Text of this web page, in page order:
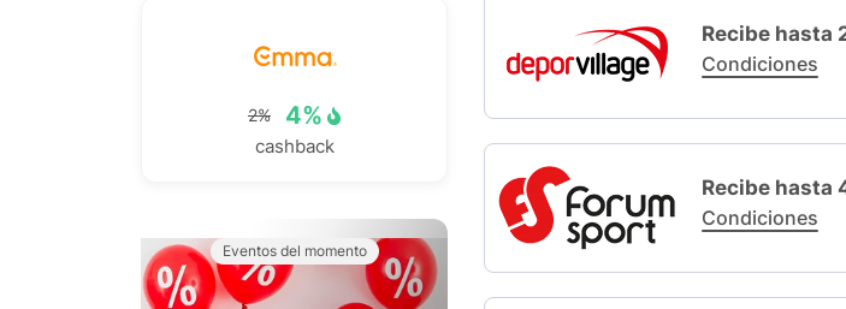
Recibe hasta
Condiciones
Recibe hasta
Condiciones
2% 4%
cashback
Eventos del momento